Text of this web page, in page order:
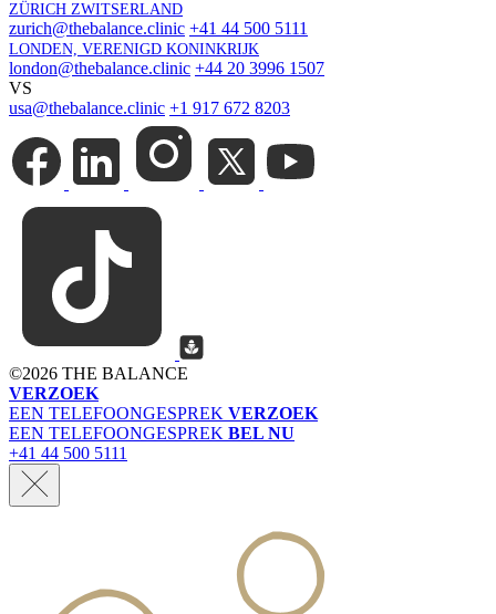
ZÜRICH ZWITSERLAND
zurich@thebalance.clinic +41 44 500 5111
LONDEN, VERENIGD KONINKRIJK
london@thebalance.clinic +44 20 3996 1507
VS
usa@thebalance.clinic +1 917 672 8203
©2026 THE BALANCE
VERZOEK
EEN TELEFOONGESPREK VERZOEK
EEN TELEFOONGESPREK BEL NU
+41 44 500 5111